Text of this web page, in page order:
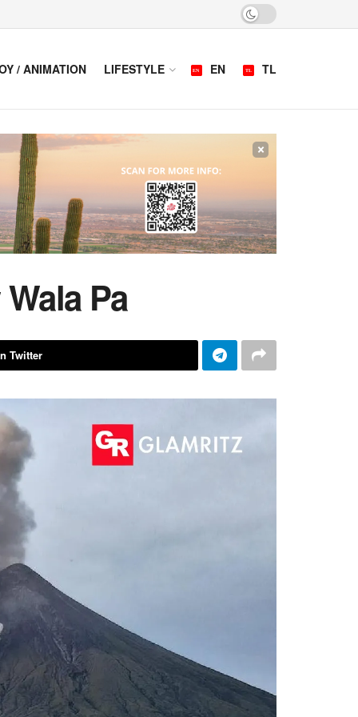
/ ANIMATION LIFESTYLE EN TL
×
Pa
Twitter